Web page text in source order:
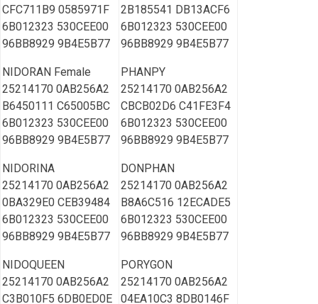
CFC711B9 0585971F
6B012323 530CEE00
96BB8929 9B4E5B77
NIDORAN Female
25214170 0AB256A2
B6450111 C65005BC
6B012323 530CEE00
96BB8929 9B4E5B77
NIDORINA
25214170 0AB256A2
0BA329E0 CEB39484
6B012323 530CEE00
96BB8929 9B4E5B77
NIDOQUEEN
25214170 0AB256A2
C3B010F5 6DB0ED0E
2B185541 DB13ACF6
6B012323 530CEE00
96BB8929 9B4E5B77
PHANPY
25214170 0AB256A2
CBCB02D6 C41FE3F4
6B012323 530CEE00
96BB8929 9B4E5B77
DONPHAN
25214170 0AB256A2
B8A6C516 12ECADE5
6B012323 530CEE00
96BB8929 9B4E5B77
PORYGON
25214170 0AB256A2
04EA10C3 8DB0146F